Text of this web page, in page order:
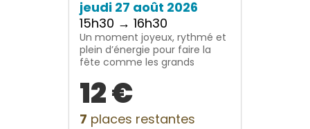
jeudi 27 août 2026
15h30 → 16h30
Un moment joyeux, rythmé et
plein d’énergie pour faire la
fête comme les grands
12 €
7 places restantes